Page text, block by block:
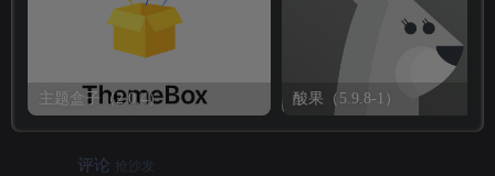
主题盒子（2.0.4） 酸果（5.9.8-1）
评论 抢沙发